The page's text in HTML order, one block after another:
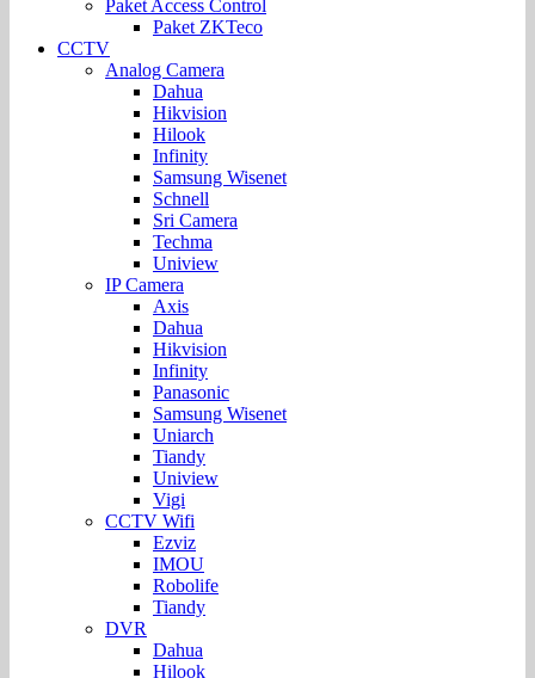
Paket Access Control
Paket ZKTeco
CCTV
Analog Camera
Dahua
Hikvision
Hilook
Infinity
Samsung Wisenet
Schnell
Sri Camera
Techma
Uniview
IP Camera
Axis
Dahua
Hikvision
Infinity
Panasonic
Samsung Wisenet
Uniarch
Tiandy
Uniview
Vigi
CCTV Wifi
Ezviz
IMOU
Robolife
Tiandy
DVR
Dahua
Hilook